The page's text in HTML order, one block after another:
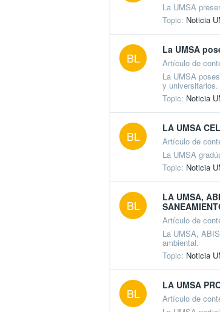
La UMSA
Topic: Noticia
BL
La UMSA
Artículo de
La UMSA
y universitarios.
Topic: Noticia
BL
LA UMSA
Artículo de
La UMSA
Topic: Noticia
BL
LA UMSA,
Artículo de
La UMSA,
ambiental.
Topic: Noticia
BL
LA UMSA
Artículo de